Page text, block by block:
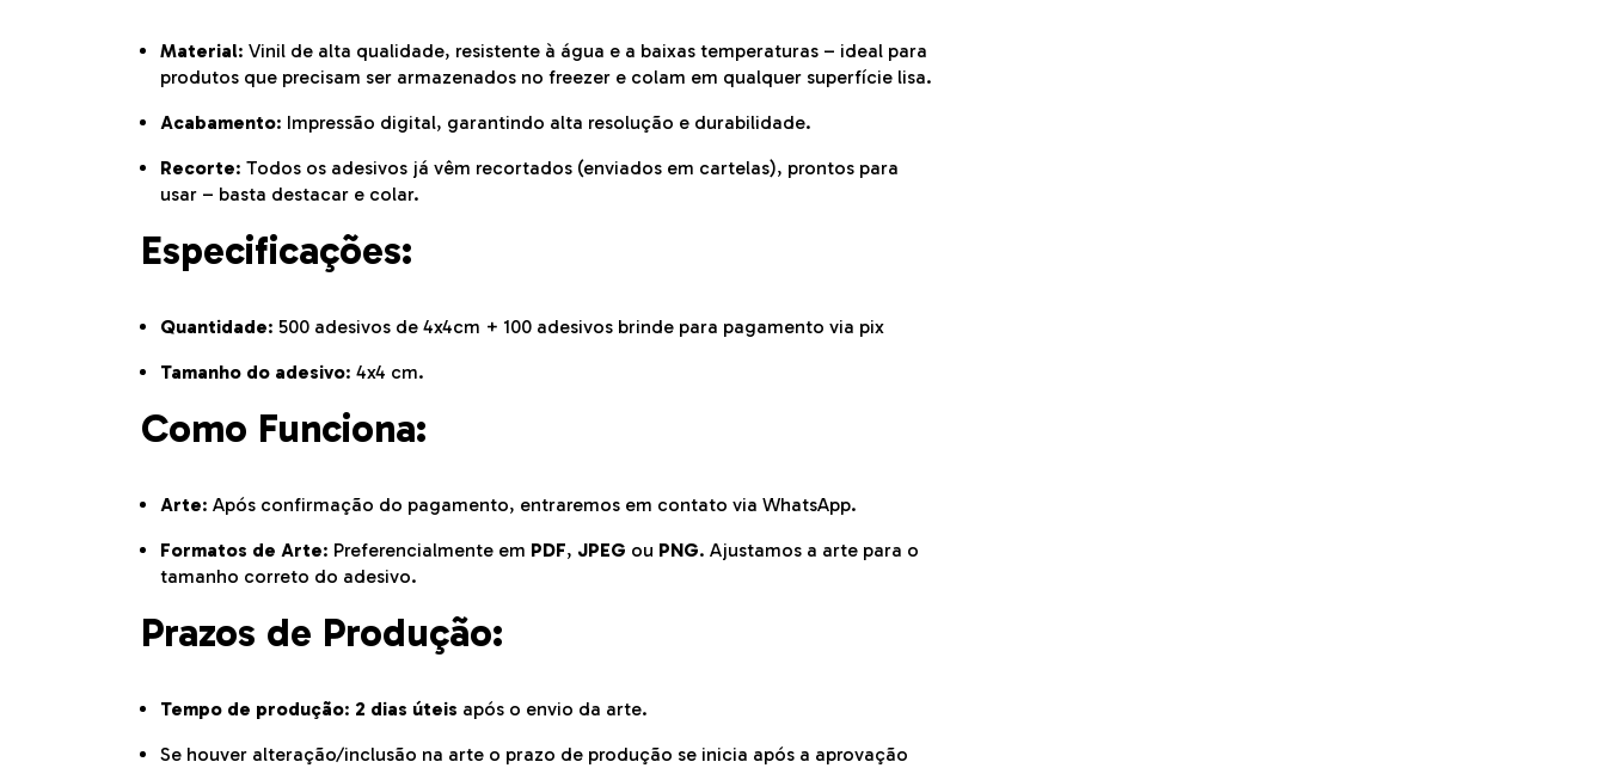
Material: Vinil de alta qualidade, resistente à água e a baixas temperaturas – ideal para
produtos que precisam ser armazenados no freezer e colam em qualquer superfície lisa.
Acabamento: Impressão digital, garantindo alta resolução e durabilidade.
Recorte: Todos os adesivos já vêm recortados (enviados em cartelas), prontos para
usar – basta destacar e colar.
Especificações:
Quantidade: 500 adesivos de 4x4cm + 100 adesivos brinde para pagamento via pix
Tamanho do adesivo: 4x4 cm.
Como Funciona:
Arte: Após confirmação do pagamento, entraremos em contato via WhatsApp.
Formatos de Arte: Preferencialmente em PDF, JPEG ou PNG. Ajustamos a arte para o
tamanho correto do adesivo.
Prazos de Produção:
Tempo de produção: 2 dias úteis após o envio da arte.
Se houver alteração/inclusão na arte o prazo de produção se inicia após a aprovação